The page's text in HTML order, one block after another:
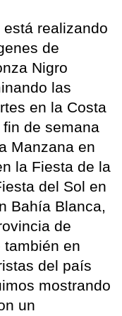
realizando
de
Nigro
las
en la Costa
de semana
Manzana en
la Fiesta de la
del Sol en
Bahía Blanca,
de
también en
del país
mostrando
un